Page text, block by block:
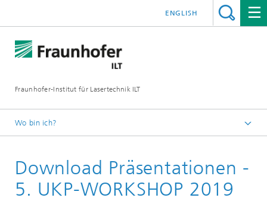
Fraunhofer-Institut für Lasertechnik ILT
ENGLISH
Wo bin ich?
Workshop Rückblicke
5. UKP-WOrkshop
Download Präsentationen -
5. UKP-WORKSHOP 2019